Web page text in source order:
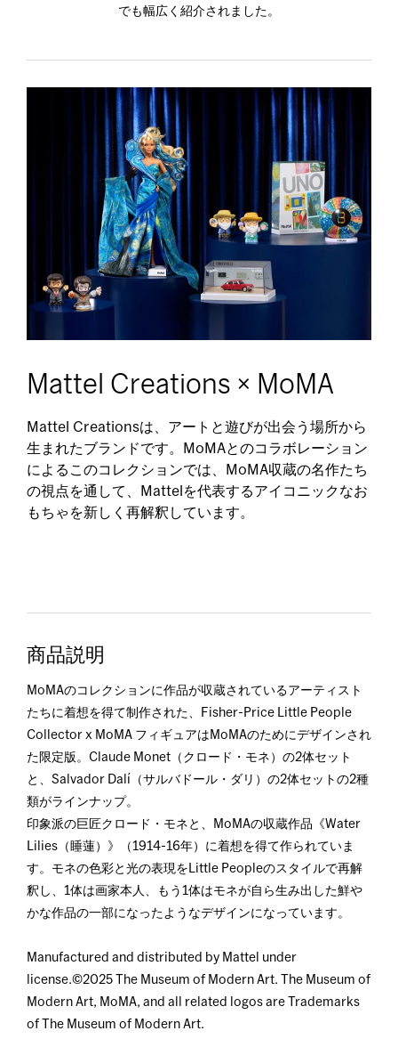
でも幅広く紹介されました。
Mattel Creations × MoMA
Mattel Creationsは、アートと遊びが出会う場所から
生まれたブランドです。MoMAとのコラボレーション
によるこのコレクションでは、MoMA収蔵の名作たち
の視点を通して、Mattelを代表するアイコニックなお
もちゃを新しく再解釈しています。
商品説明
MoMAのコレクションに作品が収蔵されているアーティスト
たちに着想を得て制作された、Fisher-Price Little People
Collector x MoMA フィギュアはMoMAのためにデザインされ
た限定版。Claude Monet（クロード・モネ）の2体セット
と、Salvador Dalí（サルバドール・ダリ）の2体セットの2種
類がラインナップ。
印象派の巨匠クロード・モネと、MoMAの収蔵作品《Water
Lilies（睡蓮）》（1914-16年）に着想を得て作られていま
す。モネの色彩と光の表現をLittle Peopleのスタイルで再解
釈し、1体は画家本人、もう1体はモネが自ら生み出した鮮や
かな作品の一部になったようなデザインになっています。
Manufactured and distributed by Mattel under
license.©2025 The Museum of Modern Art. The Museum of
Modern Art, MoMA, and all related logos are Trademarks
of The Museum of Modern Art.